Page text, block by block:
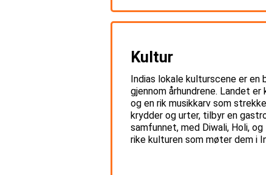
Kultur
Indias lokale kulturscene er en
gjennom århundrene. Landet
og en rik musikkarv som
krydder og urter, tilbyr en
samfunnet, med Diwali, Holi,
rike kulturen som møter dem i